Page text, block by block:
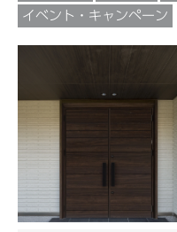
イベント・キャンペーン